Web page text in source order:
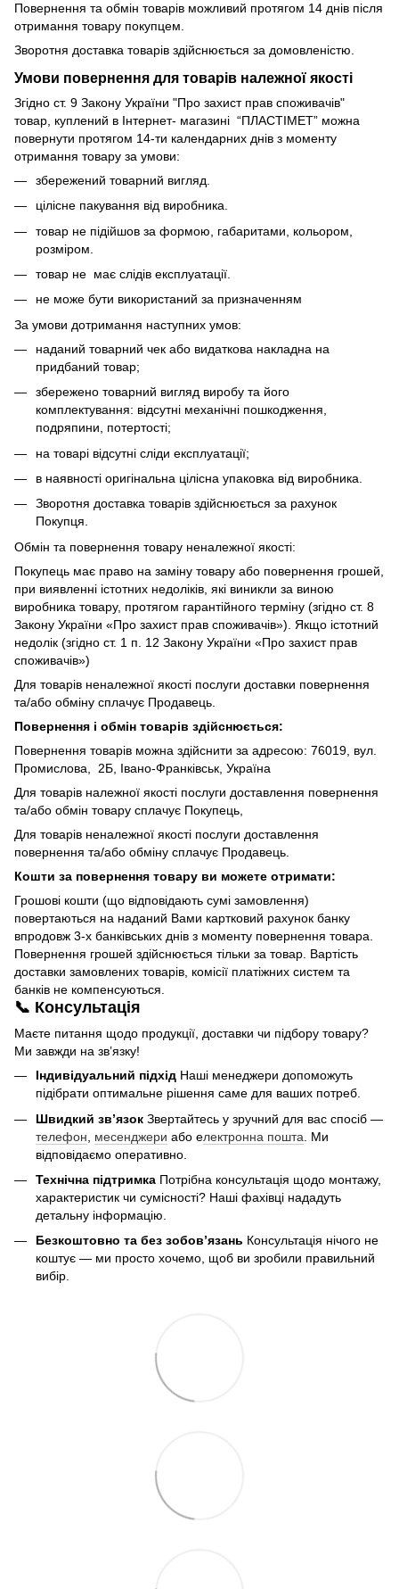
Повернення та обмін товарів можливий протягом 14 днів після
отримання товару покупцем.
Зворотня доставка товарів здійснюється за домовленістю.
Умови повернення для товарів належної якості
Згідно ст. 9 Закону України "Про захист прав споживачів"
товар, куплений в Інтернет- магазині “ПЛАСТІМЕТ” можна
повернути протягом 14-ти календарних днів з моменту
отримання товару за умови:
збережений товарний вигляд.
цілісне пакування від виробника.
товар не підійшов за формою, габаритами, кольором,
розміром.
товар не має слідів експлуатації.
не може бути використаний за призначенням
За умови дотримання наступних умов:
наданий товарний чек або видаткова накладна на
придбаний товар;
збережено товарний вигляд виробу та його
комплектування: відсутні механічні пошкодження,
подряпини, потертості;
на товарі відсутні сліди експлуатації;
в наявності оригінальна цілісна упаковка від виробника.
Зворотня доставка товарів здійснюється за рахунок
Покупця.
Обмін та повернення товару неналежної якості:
Покупець має право на заміну товару або повернення грошей,
при виявленні істотних недоліків, які виникли за виною
виробника товару, протягом гарантійного терміну (згідно ст. 8
Закону України «Про захист прав споживачів»). Якщо істотний
недолік (згідно ст. 1 п. 12 Закону України «Про захист прав
споживачів»)
Для товарів неналежної якості послуги доставки повернення
та/або обміну сплачує Продавець.
Повернення і обмін товарів здійснюється:
Повернення товарів можна здійснити за адресою: 76019, вул.
Промислова, 2Б, Івано-Франківськ, Україна
Для товарів належної якості послуги доставлення повернення
та/або обмін товару сплачує Покупець,
Для товарів неналежної якості послуги доставлення
повернення та/або обміну сплачує Продавець.
Кошти за повернення товару ви можете отримати:
Грошові кошти (що відповідають сумі замовлення)
повертаються на наданий Вами картковий рахунок банку
впродовж 3-х банківських днів з моменту повернення товара.
Повернення грошей здійснюється тільки за товар. Вартість
доставки замовлених товарів, комісії платіжних систем та
банків не компенсуються.
📞 Консультація
Маєте питання щодо продукції, доставки чи підбору товару?
Ми завжди на зв’язку!
Індивідуальний підхід Наші менеджери допоможуть
підібрати оптимальне рішення саме для ваших потреб.
Швидкий зв’язок Звертайтесь у зручний для вас спосіб —
телефон
месенджери або електронна пошта . Ми
відповідаємо оперативно.
Технічна підтримка Потрібна консультація щодо монтажу,
характеристик чи сумісності? Наші фахівці нададуть
детальну інформацію.
Безкоштовно та без зобов’язань Консультація нічого не
коштує — ми просто хочемо, щоб ви зробили правильний
вибір.